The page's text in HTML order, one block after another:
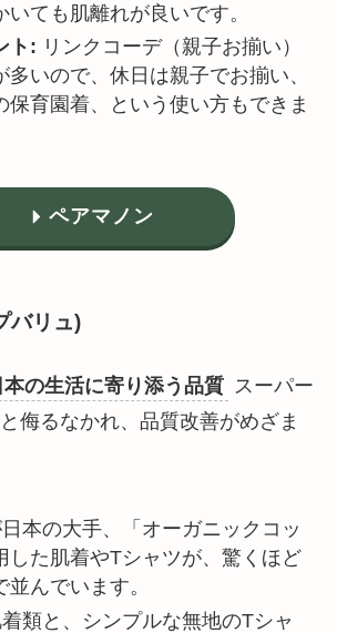
いても肌離れが良いです。
ト: リンクコーデ（親子お揃い）
多いので、休日は親子でお揃い、
保育園着、という使い方もできま
ペアマノン
バリュ)
の生活に寄り添う品質 スーパー
侮るなかれ、品質改善がめざま
本の大手、「オーガニックコッ
した肌着やTシャツが、驚くほど
んでいます。
着類と、シンプルな無地のTシャ